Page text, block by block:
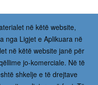
në këtë website,
nga Ligjet e Aplikuara në
në këtë website janë për
jo-komerciale. Në të
shkelje e të drejtave